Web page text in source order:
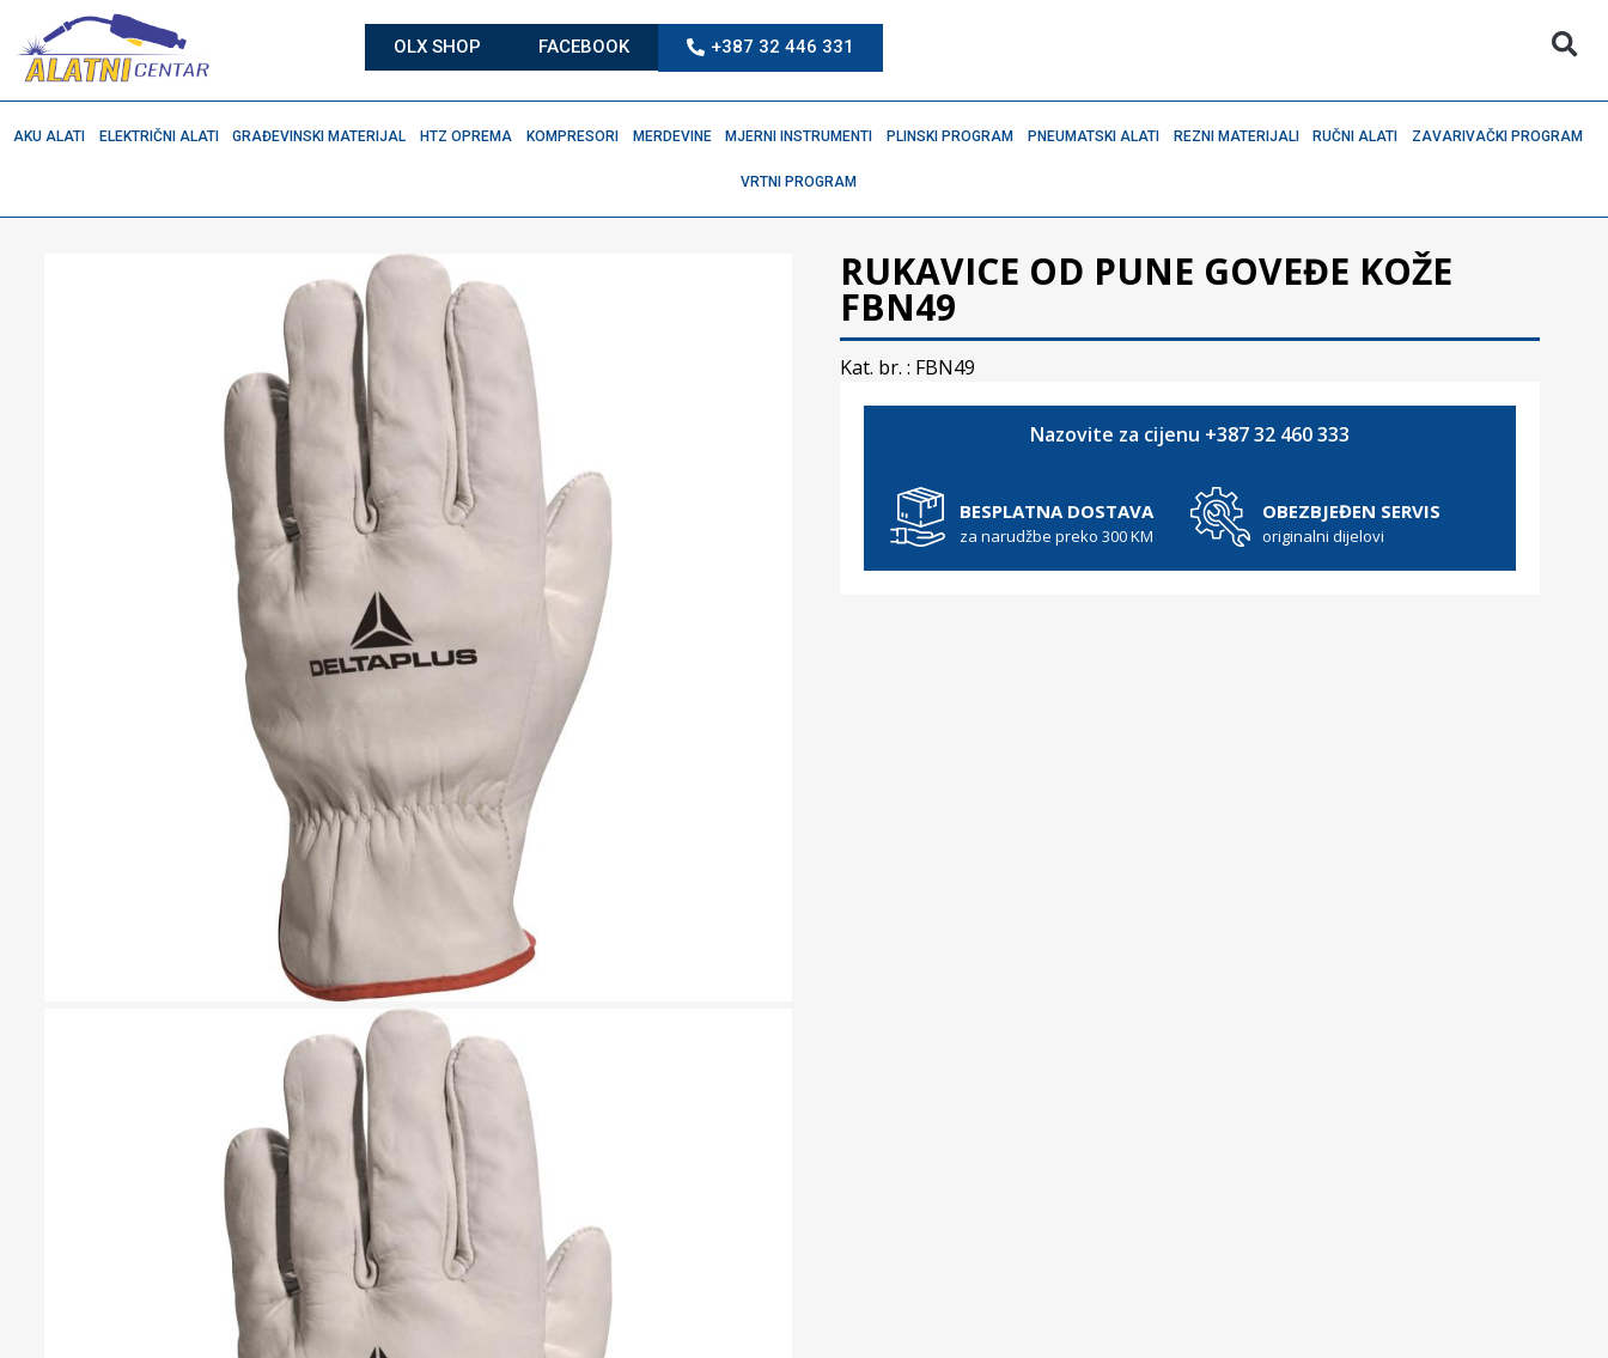
OLX SHOP FACEBOOK +387 32 446 331
AKU ALATI ELEKTRIČNI ALATI GRAĐEVINSKI MATERIJAL HTZ OPREMA KOMPRESORI MERDEVINE MJERNI INSTRUMENTI PLINSKI PROGRAM PNEUMATSKI ALATI REZNI MATERIJALI RUČNI ALATI ZAVARIVAČKI PROGRAM
VRTNI PROGRAM
RUKAVICE OD PUNE GOVEĐE KOŽE
FBN49
Kat. br. : FBN49
Nazovite za cijenu +387 32 460 333
BESPLATNA DOSTAVA
za narudžbe preko 300 KM
OBEZBJEĐEN SERVIS
originalni dijelovi